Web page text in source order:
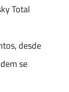
Total
desde
se